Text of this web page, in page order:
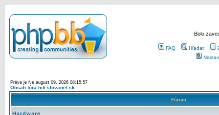
Bolo
FAQ Hľadať
Práve je Ne august 09, 2026 08:15:57
Obsah fóra hifi.slovanet.sk
Fórum
Hardware